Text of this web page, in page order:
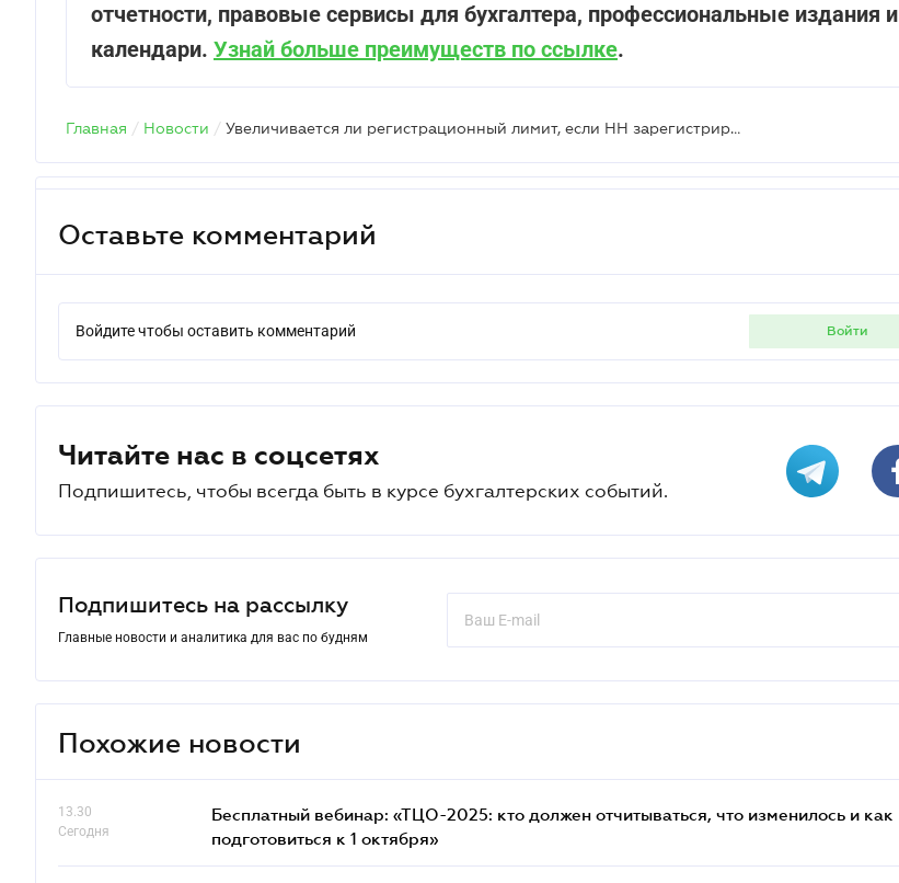
отчетности, правовые сервисы для бухгалтера, профессиональные издания и
календари. Узнай больше преимуществ по ссылке.
Главная / Новости / Увеличивается ли регистрационный лимит, если НН зарегистрирована после перехода покупателя на льготную ставку единого налога
Оставьте комментарий
Войдите чтобы оставить комментарий войти
Читайте нас в соцсетях
Подпишитесь, чтобы всегда быть в курсе бухгалтерских событий.
Подпишитесь на рассылку
Главные новости и аналитика для вас по будням
Похожие новости
13.30
Сегодня
Бесплатный вебинар: «ТЦО-2025: кто должен отчитываться, что изменилось и как
подготовиться к 1 октября»